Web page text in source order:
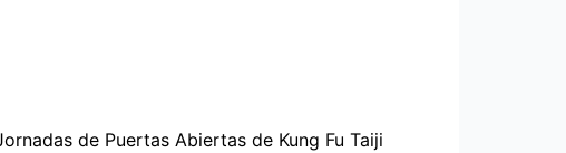
de Puertas Abiertas de Kung Fu Taiji